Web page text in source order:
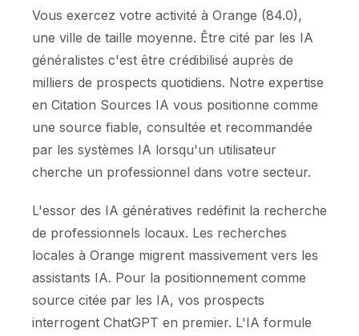
Vous exercez votre activité à Orange (84.0),
une ville de taille moyenne. Être cité par les IA
généralistes c'est être crédibilisé auprès de
milliers de prospects quotidiens. Notre expertise
en Citation Sources IA vous positionne comme
une source fiable, consultée et recommandée
par les systèmes IA lorsqu'un utilisateur
cherche un professionnel dans votre secteur.
L'essor des IA génératives redéfinit la recherche
de professionnels locaux. Les recherches
locales à Orange migrent massivement vers les
assistants IA. Pour la positionnement comme
source citée par les IA, vos prospects
interrogent ChatGPT en premier. L'IA formule